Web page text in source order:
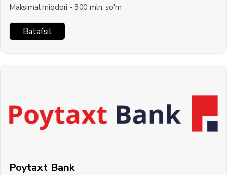
Maksimal miqdori - 300 mln. so'm
Batafsil
Poytaxt Bank